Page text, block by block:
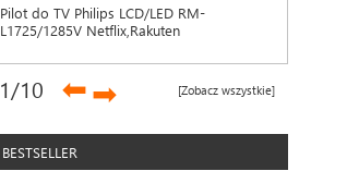
Pilot do TV Philips LCD/LED RM-
L1725/1285V Netflix,Rakuten
[Zobacz wszystkie]
1/10 ➡➡
BESTSELLER